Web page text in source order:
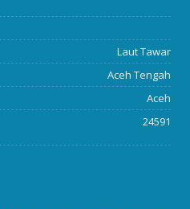
Laut Tawar
Aceh Tengah
Aceh
24591